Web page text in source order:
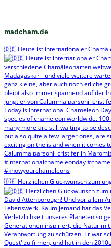
madcham.de
🇩🇪 Heute ist internationaler
🇩🇪 Herzlichen Glückwunsch zum